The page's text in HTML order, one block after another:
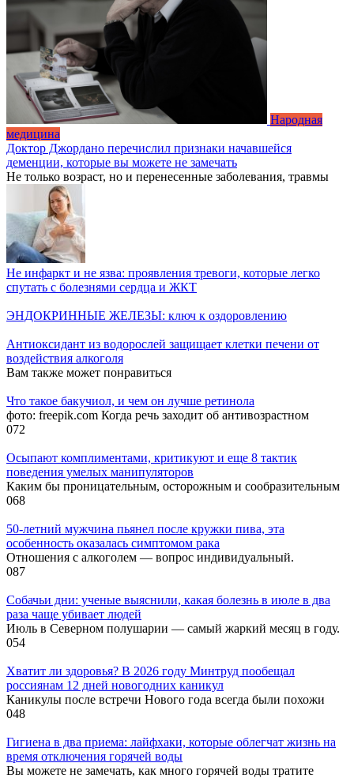
Народная
медицина
Доктор Джордано перечислил признаки начавшейся
деменции, которые вы можете не замечать
Не только возраст, но и перенесенные заболевания, травмы
Не инфаркт и не язва: проявления тревоги, которые легко
спутать с болезнями сердца и ЖКТ
ЭНДОКРИННЫЕ ЖЕЛЕЗЫ: ключ к оздоровлению
Антиоксидант из водорослей защищает клетки печени от
воздействия алкоголя
Вам также может понравиться
Что такое бакучиол, и чем он лучше ретинола
фото: freepik.com Когда речь заходит об антивозрастном
072
Осыпают комплиментами, критикуют и еще 8 тактик
поведения умелых манипуляторов
Каким бы проницательным, осторожным и сообразительным
068
50-летний мужчина пьянел после кружки пива, эта
особенность оказалась симптомом рака
Отношения с алкоголем — вопрос индивидуальный.
087
Собачьи дни: ученые выяснили, какая болезнь в июле в два
раза чаще убивает людей
Июль в Северном полушарии — самый жаркий месяц в году.
054
Хватит ли здоровья? В 2026 году Минтруд пообещал
россиянам 12 дней новогодних каникул
Каникулы после встречи Нового года всегда были похожи
048
Гигиена в два приема: лайфхаки, которые облегчат жизнь на
время отключения горячей воды
Вы можете не замечать, как много горячей воды тратите